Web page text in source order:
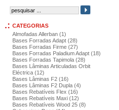
CATEGORIAS
Almofadas Allerban (1)
Bases Forradas Adapt (28)
Bases Forradas Firme (27)
Bases Forradas Paladium Adapt (18)
Bases Forradas Tapimola (28)
Bases Lâminas Articuladas Orbit
Eléctrica (12)
Bases Lâminas F2 (16)
Bases Lâminas F2 Dupla (4)
Bases Rebatíveis Flex (16)
Bases Rebatíveis Maxi (12)
Bases Rebatíveis Wood 25 (8)